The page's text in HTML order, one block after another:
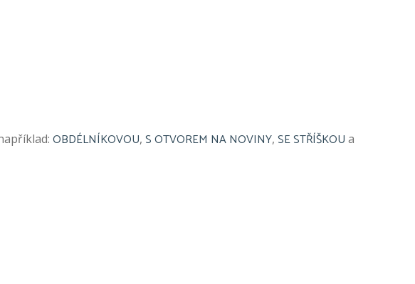
OBDÉLNÍKOVOU, S OTVOREM NA NOVINY, SE STŘÍŠKOU a